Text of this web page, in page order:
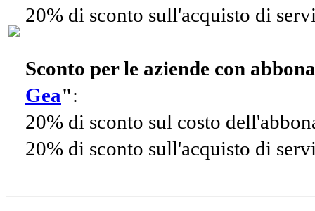
20% di sconto sull'acquisto di
Sconto per le aziende con
Gea":
20% di sconto sul costo
20% di sconto sull'acquisto di